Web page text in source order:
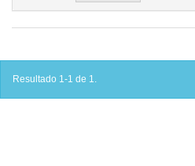
Resultado 1-1 de 1.